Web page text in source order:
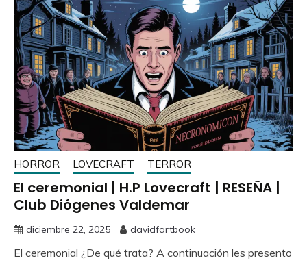
HORROR LOVECRAFT TERROR
El ceremonial | H.P Lovecraft | RESEÑA |
Club Diógenes Valdemar
diciembre 22, 2025 davidfartbook
El ceremonial ¿De qué trata? A continuación les presento